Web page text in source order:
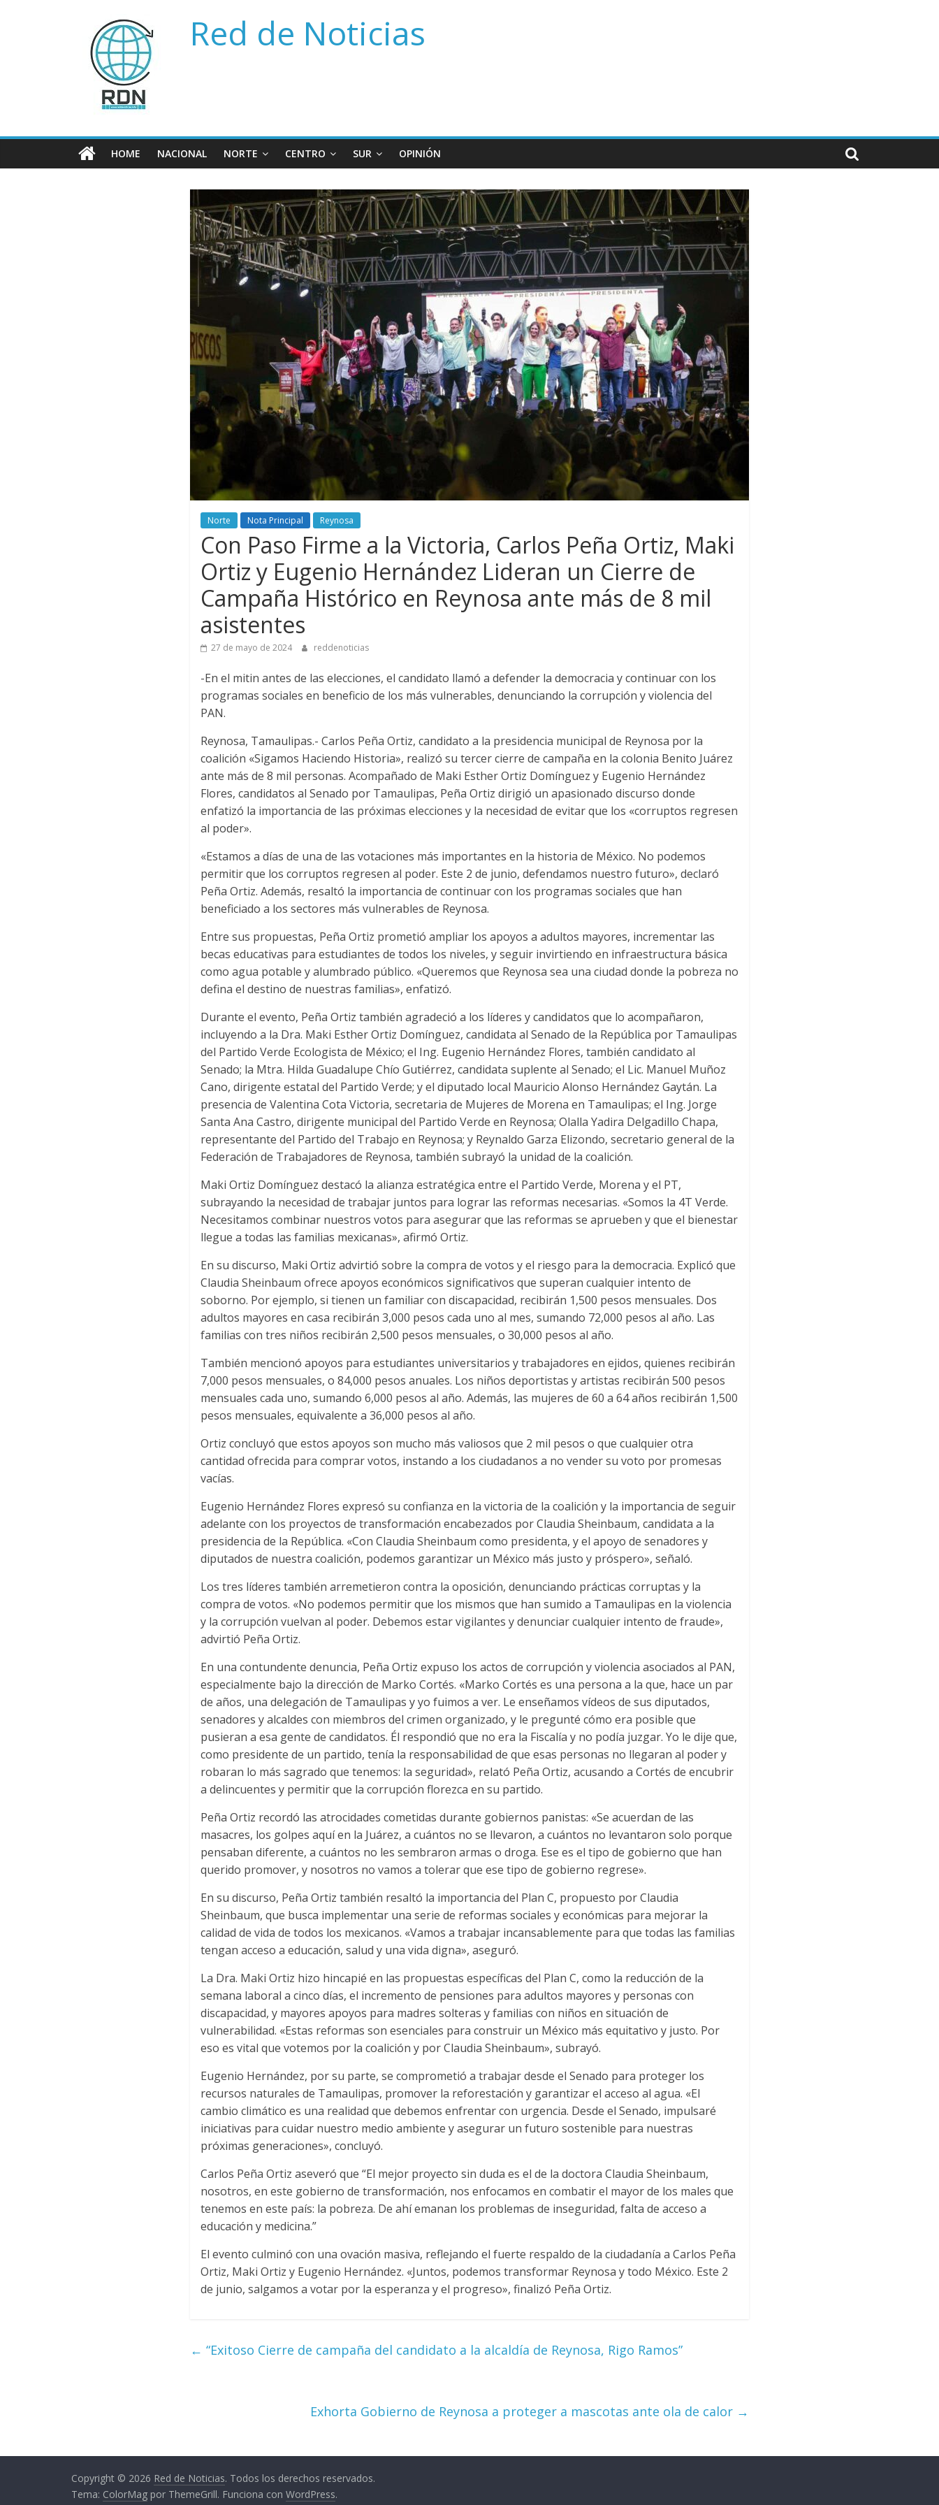
Red de Noticias
HOME NACIONAL NORTE CENTRO SUR OPINIÓN
Norte Nota Principal Reynosa
Con Paso Firme a la Victoria, Carlos Peña Ortiz, Maki
Ortiz y Eugenio Hernández Lideran un Cierre de
Campaña Histórico en Reynosa ante más de 8 mil
asistentes
27 de mayo de 2024 reddenoticias
-En el mitin antes de las elecciones, el candidato llamó a defender la democracia y continuar con los
programas sociales en beneficio de los más vulnerables, denunciando la corrupción y violencia del
PAN.
Reynosa, Tamaulipas.- Carlos Peña Ortiz, candidato a la presidencia municipal de Reynosa por la
coalición «Sigamos Haciendo Historia», realizó su tercer cierre de campaña en la colonia Benito Juárez
ante más de 8 mil personas. Acompañado de Maki Esther Ortiz Domínguez y Eugenio Hernández
Flores, candidatos al Senado por Tamaulipas, Peña Ortiz dirigió un apasionado discurso donde
enfatizó la importancia de las próximas elecciones y la necesidad de evitar que los «corruptos regresen
al poder».
«Estamos a días de una de las votaciones más importantes en la historia de México. No podemos
permitir que los corruptos regresen al poder. Este 2 de junio, defendamos nuestro futuro», declaró
Peña Ortiz. Además, resaltó la importancia de continuar con los programas sociales que han
beneficiado a los sectores más vulnerables de Reynosa.
Entre sus propuestas, Peña Ortiz prometió ampliar los apoyos a adultos mayores, incrementar las
becas educativas para estudiantes de todos los niveles, y seguir invirtiendo en infraestructura básica
como agua potable y alumbrado público. «Queremos que Reynosa sea una ciudad donde la pobreza no
defina el destino de nuestras familias», enfatizó.
Durante el evento, Peña Ortiz también agradeció a los líderes y candidatos que lo acompañaron,
incluyendo a la Dra. Maki Esther Ortiz Domínguez, candidata al Senado de la República por Tamaulipas
del Partido Verde Ecologista de México; el Ing. Eugenio Hernández Flores, también candidato al
Senado; la Mtra. Hilda Guadalupe Chío Gutiérrez, candidata suplente al Senado; el Lic. Manuel Muñoz
Cano, dirigente estatal del Partido Verde; y el diputado local Mauricio Alonso Hernández Gaytán. La
presencia de Valentina Cota Victoria, secretaria de Mujeres de Morena en Tamaulipas; el Ing. Jorge
Santa Ana Castro, dirigente municipal del Partido Verde en Reynosa; Olalla Yadira Delgadillo Chapa,
representante del Partido del Trabajo en Reynosa; y Reynaldo Garza Elizondo, secretario general de la
Federación de Trabajadores de Reynosa, también subrayó la unidad de la coalición.
Maki Ortiz Domínguez destacó la alianza estratégica entre el Partido Verde, Morena y el PT,
subrayando la necesidad de trabajar juntos para lograr las reformas necesarias. «Somos la 4T Verde.
Necesitamos combinar nuestros votos para asegurar que las reformas se aprueben y que el bienestar
llegue a todas las familias mexicanas», afirmó Ortiz.
En su discurso, Maki Ortiz advirtió sobre la compra de votos y el riesgo para la democracia. Explicó que
Claudia Sheinbaum ofrece apoyos económicos significativos que superan cualquier intento de
soborno. Por ejemplo, si tienen un familiar con discapacidad, recibirán 1,500 pesos mensuales. Dos
adultos mayores en casa recibirán 3,000 pesos cada uno al mes, sumando 72,000 pesos al año. Las
familias con tres niños recibirán 2,500 pesos mensuales, o 30,000 pesos al año.
También mencionó apoyos para estudiantes universitarios y trabajadores en ejidos, quienes recibirán
7,000 pesos mensuales, o 84,000 pesos anuales. Los niños deportistas y artistas recibirán 500 pesos
mensuales cada uno, sumando 6,000 pesos al año. Además, las mujeres de 60 a 64 años recibirán 1,500
pesos mensuales, equivalente a 36,000 pesos al año.
Ortiz concluyó que estos apoyos son mucho más valiosos que 2 mil pesos o que cualquier otra
cantidad ofrecida para comprar votos, instando a los ciudadanos a no vender su voto por promesas
vacías.
Eugenio Hernández Flores expresó su confianza en la victoria de la coalición y la importancia de seguir
adelante con los proyectos de transformación encabezados por Claudia Sheinbaum, candidata a la
presidencia de la República. «Con Claudia Sheinbaum como presidenta, y el apoyo de senadores y
diputados de nuestra coalición, podemos garantizar un México más justo y próspero», señaló.
Los tres líderes también arremetieron contra la oposición, denunciando prácticas corruptas y la
compra de votos. «No podemos permitir que los mismos que han sumido a Tamaulipas en la violencia
y la corrupción vuelvan al poder. Debemos estar vigilantes y denunciar cualquier intento de fraude»,
advirtió Peña Ortiz.
En una contundente denuncia, Peña Ortiz expuso los actos de corrupción y violencia asociados al PAN,
especialmente bajo la dirección de Marko Cortés. «Marko Cortés es una persona a la que, hace un par
de años, una delegación de Tamaulipas y yo fuimos a ver. Le enseñamos vídeos de sus diputados,
senadores y alcaldes con miembros del crimen organizado, y le pregunté cómo era posible que
pusieran a esa gente de candidatos. Él respondió que no era la Fiscalía y no podía juzgar. Yo le dije que,
como presidente de un partido, tenía la responsabilidad de que esas personas no llegaran al poder y
robaran lo más sagrado que tenemos: la seguridad», relató Peña Ortiz, acusando a Cortés de encubrir
a delincuentes y permitir que la corrupción florezca en su partido.
Peña Ortiz recordó las atrocidades cometidas durante gobiernos panistas: «Se acuerdan de las
masacres, los golpes aquí en la Juárez, a cuántos no se llevaron, a cuántos no levantaron solo porque
pensaban diferente, a cuántos no les sembraron armas o droga. Ese es el tipo de gobierno que han
querido promover, y nosotros no vamos a tolerar que ese tipo de gobierno regrese».
En su discurso, Peña Ortiz también resaltó la importancia del Plan C, propuesto por Claudia
Sheinbaum, que busca implementar una serie de reformas sociales y económicas para mejorar la
calidad de vida de todos los mexicanos. «Vamos a trabajar incansablemente para que todas las familias
tengan acceso a educación, salud y una vida digna», aseguró.
La Dra. Maki Ortiz hizo hincapié en las propuestas específicas del Plan C, como la reducción de la
semana laboral a cinco días, el incremento de pensiones para adultos mayores y personas con
discapacidad, y mayores apoyos para madres solteras y familias con niños en situación de
vulnerabilidad. «Estas reformas son esenciales para construir un México más equitativo y justo. Por
eso es vital que votemos por la coalición y por Claudia Sheinbaum», subrayó.
Eugenio Hernández, por su parte, se comprometió a trabajar desde el Senado para proteger los
recursos naturales de Tamaulipas, promover la reforestación y garantizar el acceso al agua. «El
cambio climático es una realidad que debemos enfrentar con urgencia. Desde el Senado, impulsaré
iniciativas para cuidar nuestro medio ambiente y asegurar un futuro sostenible para nuestras
próximas generaciones», concluyó.
Carlos Peña Ortiz aseveró que “El mejor proyecto sin duda es el de la doctora Claudia Sheinbaum,
nosotros, en este gobierno de transformación, nos enfocamos en combatir el mayor de los males que
tenemos en este país: la pobreza. De ahí emanan los problemas de inseguridad, falta de acceso a
educación y medicina.”
El evento culminó con una ovación masiva, reflejando el fuerte respaldo de la ciudadanía a Carlos Peña
Ortiz, Maki Ortiz y Eugenio Hernández. «Juntos, podemos transformar Reynosa y todo México. Este 2
de junio, salgamos a votar por la esperanza y el progreso», finalizó Peña Ortiz.
← “Exitoso Cierre de campaña del candidato a la alcaldía de Reynosa, Rigo Ramos”
Exhorta Gobierno de Reynosa a proteger a mascotas ante ola de calor →
Copyright © 2026 Red de Noticias. Todos los derechos reservados.
Tema: ColorMag por ThemeGrill. Funciona con WordPress.